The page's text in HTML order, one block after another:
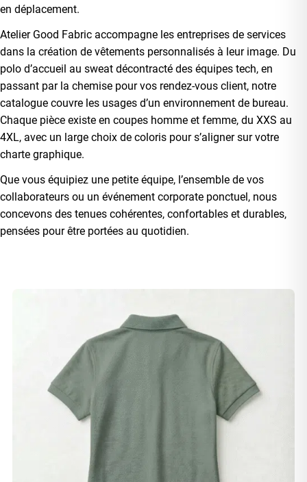
en déplacement.
Atelier Good Fabric accompagne les entreprises de services
dans la création de vêtements personnalisés à leur image. Du
polo d’accueil au sweat décontracté des équipes tech, en
passant par la chemise pour vos rendez-vous client, notre
catalogue couvre les usages d’un environnement de bureau.
Chaque pièce existe en coupes homme et femme, du XXS au
4XL, avec un large choix de coloris pour s’aligner sur votre
charte graphique.
Que vous équipiez une petite équipe, l’ensemble de vos
collaborateurs ou un événement corporate ponctuel, nous
concevons des tenues cohérentes, confortables et durables,
pensées pour être portées au quotidien.